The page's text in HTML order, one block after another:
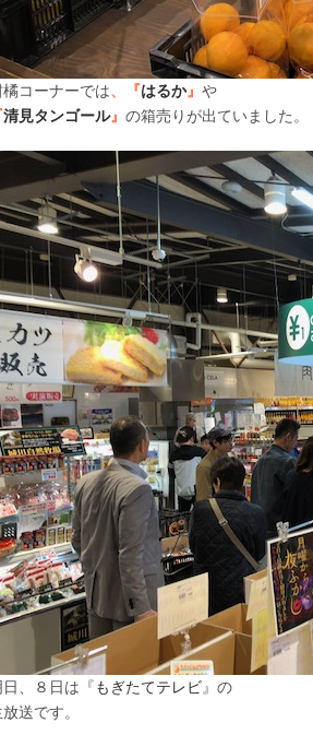
橘コーナーでは、『はるか』 や
清見タンゴール』 の箱売りが出ていました。
日、８日は『もぎたてテレビ』の
送です。